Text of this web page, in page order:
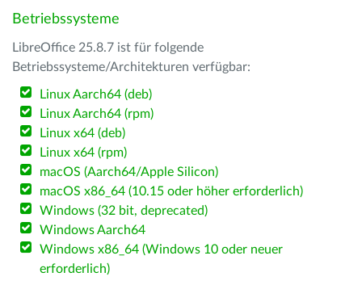
Betriebssysteme
LibreOffice 25.8.7 ist für folgende
Betriebssysteme/Architekturen verfügbar:
Linux Aarch64 (deb)
Linux Aarch64 (rpm)
Linux x64 (deb)
Linux x64 (rpm)
macOS (Aarch64/Apple Silicon)
macOS x86_64 (10.15 oder höher erforderlich)
Windows (32 bit, deprecated)
Windows Aarch64
Windows x86_64 (Windows 10 oder neuer
erforderlich)